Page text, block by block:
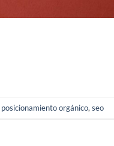
posicionamiento orgánico,seo